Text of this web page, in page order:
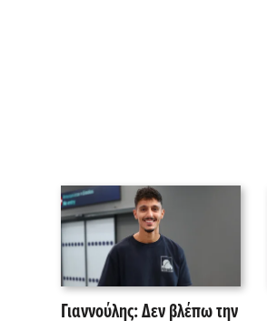
Γιαννούλης: Δεν βλέπω την